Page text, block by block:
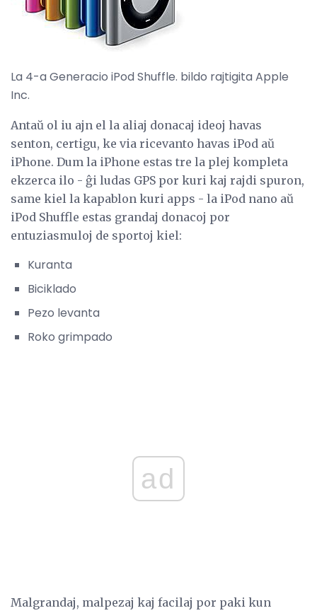
La 4-a Generacio iPod Shuffle. bildo rajtigita Apple
Inc.
Antaŭ ol iu ajn el la aliaj donacaj ideoj havas
senton, certigu, ke via ricevanto havas iPod aŭ
iPhone. Dum la iPhone estas tre la plej kompleta
ekzerca ilo - ĝi ludas GPS por kuri kaj rajdi spuron,
same kiel la kapablon kuri apps - la iPod nano aŭ
iPod Shuffle estas grandaj donacoj por
entuziasmuloj de sportoj kiel:
Kuranta
Biciklado
Pezo levanta
Roko grimpado
ad
Malgrandaj, malpezaj kaj facilaj por paki kun